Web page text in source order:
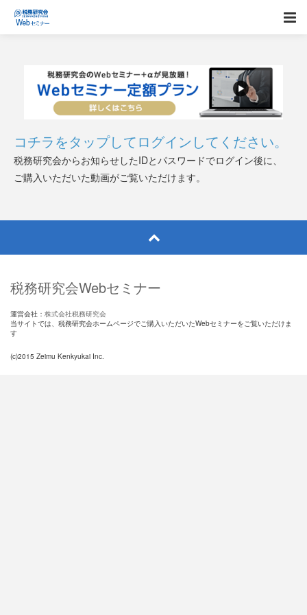
コチラをタップしてログインしてください。
税務研究会からお知らせしたIDとパスワードでログイン後に、
ご購入いただいた動画がご覧いただけます。
税務研究会Webセミナー
運営会社： 株式会社税務研究会
当サイトでは、税務研究会ホームページでご購入いただいたWebセミナーをご覧いただけま
す
(c)2015 Zeimu Kenkyukai Inc.